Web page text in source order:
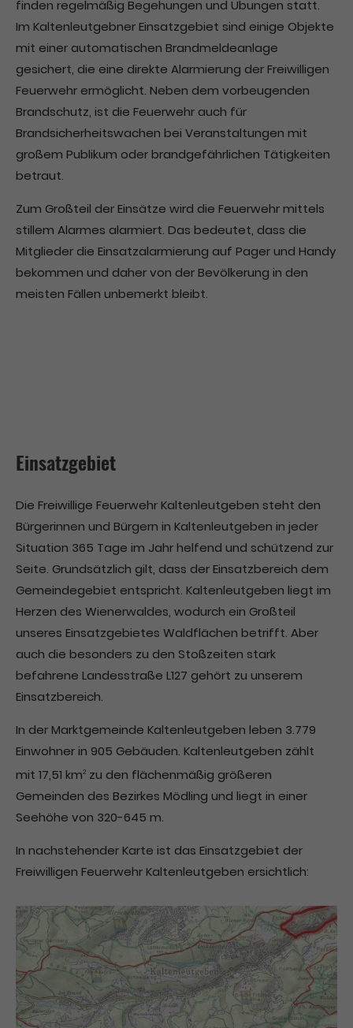
finden regelmäßig Begehungen und Übungen statt.
Im Kaltenleutgebner Einsatzgebiet sind einige Objekte
mit einer automatischen Brandmeldeanlage
gesichert, die eine direkte Alarmierung der Freiwilligen
Feuerwehr ermöglicht. Neben dem vorbeugenden
Brandschutz, ist die Feuerwehr auch für
Brandsicherheitswachen bei Veranstaltungen mit
großem Publikum oder brandgefährlichen Tätigkeiten
betraut.
Zum Großteil der Einsätze wird die Feuerwehr mittels
stillem Alarmes alarmiert. Das bedeutet, dass die
Mitglieder die Einsatzalarmierung auf Pager und Handy
bekommen und daher von der Bevölkerung in den
meisten Fällen unbemerkt bleibt.
Einsatzgebiet
Die Freiwillige Feuerwehr Kaltenleutgeben steht den
Bürgerinnen und Bürgern in Kaltenleutgeben in jeder
Situation 365 Tage im Jahr helfend und schützend zur
Seite. Grundsätzlich gilt, dass der Einsatzbereich dem
Gemeindegebiet entspricht. Kaltenleutgeben liegt im
Herzen des Wienerwaldes, wodurch ein Großteil
unseres Einsatzgebietes Waldflächen betrifft. Aber
auch die besonders zu den Stoßzeiten stark
befahrene Landesstraße L127 gehört zu unserem
Einsatzbereich.
In der Marktgemeinde Kaltenleutgeben leben 3.779
Einwohner in 905 Gebäuden. Kaltenleutgeben zählt
mit 17,51 km2 zu den flächenmäßig größeren
Gemeinden des Bezirkes Mödling und liegt in einer
Seehöhe von 320-645 m.
In nachstehender Karte ist das Einsatzgebiet der
Freiwilligen Feuerwehr Kaltenleutgeben ersichtlich: